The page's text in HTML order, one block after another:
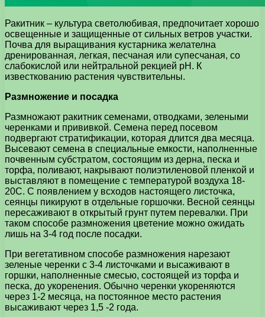
Ракитник – культура светолюбивая, предпочитает хорошо
освещенные и защищенные от сильных ветров участки.
Почва для выращивания кустарника желателна
дренированная, легкая, песчаная или супесчаная, со
слабокислой или нейтральной рекцией рН. К
известкованию растения чувствительны.
Размножение и посадка
Размножают ракитник семенами, отводками, зелеными
черенками и прививкой. Семена перед посевом
подвергают стратификации, которая длится два месяца.
Высевают семена в специальные емкости, наполненные
почвенным субстратом, состоящим из дерна, песка и
торфа, поливают, накрывают полиэтиленовой пленкой и
выставляют в помещение с температурой воздуха 18-
20С. С появлением у всходов настоящего листочка,
сеянцы пикируют в отдельные горшочки. Весной сеянцы
пересаживают в открытый грунт путем перевалки. При
таком способе размножения цветение можно ожидать
лишь на 3-4 год после посадки.
При вегетативном способе размножения нарезают
зеленые черенки с 3-4 листочками и высаживают в
горшки, наполненные смесью, состоящей из торфа и
песка, до укоренения. Обычно черенки укореняются
через 1-2 месяца, на постоянное место растения
высаживают через 1,5 -2 года.